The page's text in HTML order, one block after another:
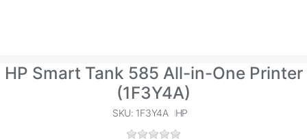
HP Smart Tank 585 All-in-One Printer
(1F3Y4A)
SKU: 1F3Y4A HP